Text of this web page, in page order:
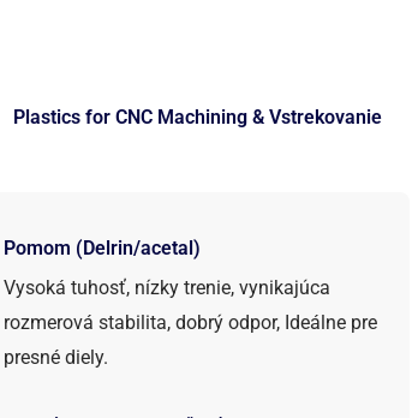
Plastics for CNC Machining& Vstrekovanie
Pomom (Delrin/acetal)
Vysoká tuhosť, nízky trenie, vynikajúca
rozmerová stabilita, dobrý odpor, Ideálne pre
presné diely.